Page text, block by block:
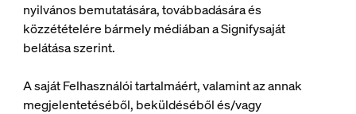
nyilvános bemutatására, továbbadására és
közzétételére bármely médiában a Signifysaját
belátása szerint.
A saját Felhasználói tartalmáért, valamint az annak
megjelentetéséből, beküldéséből és/vagy